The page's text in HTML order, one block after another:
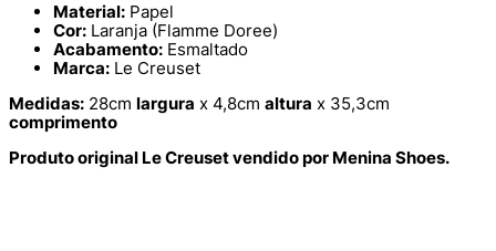
Material: Papel
Cor: Laranja (Flamme Doree)
Acabamento: Esmaltado
Marca: Le Creuset
Medidas: 28cm largura x 4,8cm altura x 35,3cm
comprimento
Produto original Le Creuset vendido por Menina Shoes.